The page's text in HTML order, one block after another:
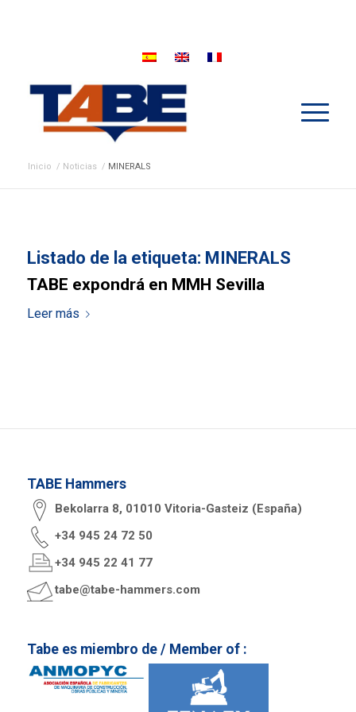
Inicio / Noticias / MINERALS
Listado de la etiqueta: MINERALS
TABE expondrá en MMH Sevilla
Leer más
TABE Hammers
Bekolarra 8, 01010 Vitoria-Gasteiz (España)
+34 945 24 72 50
+34 945 22 41 77
tabe@tabe-hammers.com
Tabe es miembro de / Member of :